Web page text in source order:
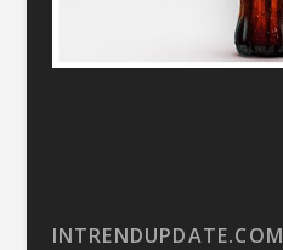
INTRENDUPDATE.COM